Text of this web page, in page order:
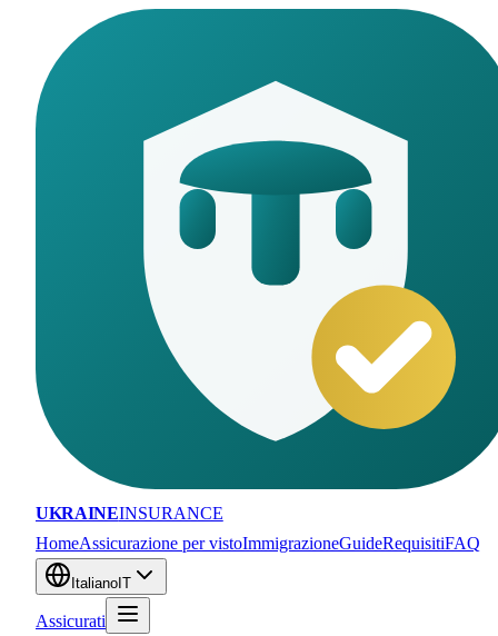
UKRAINEINSURANCE
HomeAssicurazione per vistoImmigrazioneGuideRequisitiFAQ
Italiano IT
Assicurati